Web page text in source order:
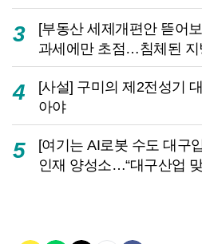
3
[부동산 세제개편안 뜯어
과세에만 초점…침체된
4
[사설] 구미의 제2전성기
아야
5
[여기는 AI로봇 수도 대구
인재 양성소…“대구산업